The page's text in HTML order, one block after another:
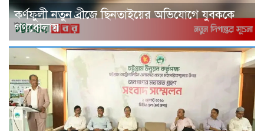
কর্ণফুলী নতুন ব্রীজে ছিনতাইয়ের অভিযোগে যুবককে
গণধোলায়